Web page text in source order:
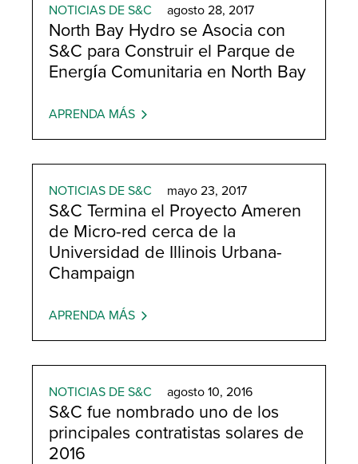
NOTICIAS DE S&C agosto 28, 2017
North Bay Hydro se Asocia con
S&C para Construir el Parque de
Energía Comunitaria en North Bay
APRENDA MÁS
NOTICIAS DE S&C mayo 23, 2017
S&C Termina el Proyecto Ameren
de Micro-red cerca de la
Universidad de Illinois Urbana-
Champaign
APRENDA MÁS
NOTICIAS DE S&C agosto 10, 2016
S&C fue nombrado uno de los
principales contratistas solares de
2016